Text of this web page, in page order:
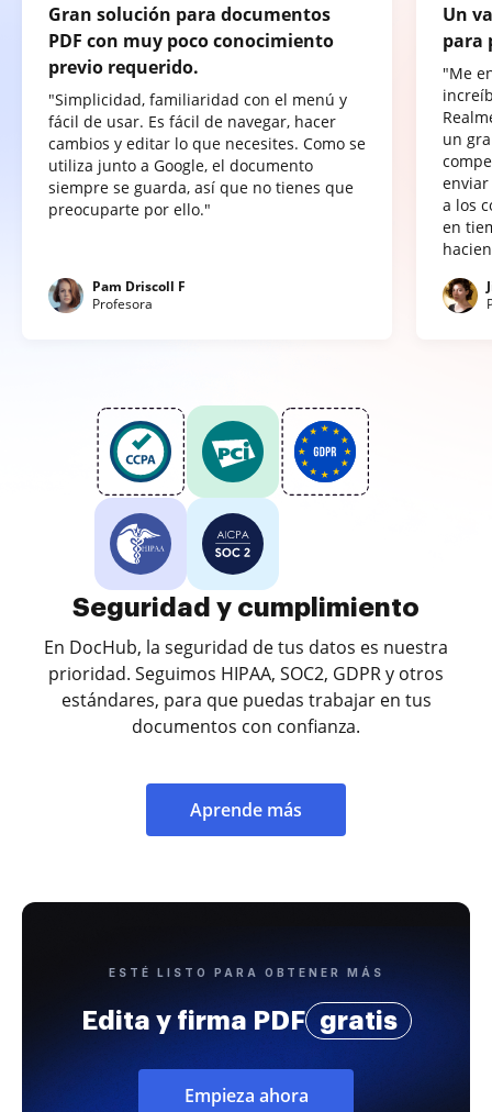
Gran solución para documentos
PDF con muy poco conocimiento
previo requerido.
"Simplicidad, familiaridad con el menú y
fácil de usar. Es fácil de navegar, hacer
cambios y editar lo que necesites. Como se
utiliza junto a Google, el documento
siempre se guarda, así que no tienes que
preocuparte por ello."
Pam Driscoll F
Profesora
Un
para
"Me
un
a los
en
Seguridad y cumplimiento
En DocHub, la seguridad de tus datos es nuestra
prioridad. Seguimos HIPAA, SOC2, GDPR y otros
estándares, para que puedas trabajar en tus
documentos con confianza.
Aprende más
ESTÉ LISTO PARA OBTENER MÁS
Edita y firma PDF gratis
Empieza ahora